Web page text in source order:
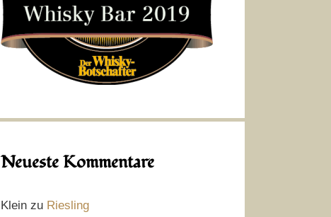
Neueste Kommentare
Klein zu Riesling